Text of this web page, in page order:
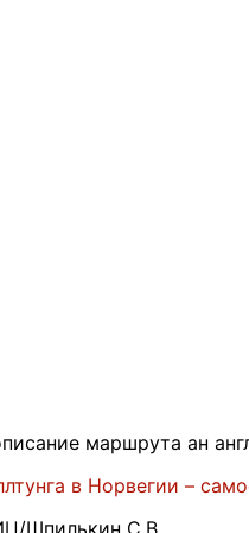
маршрута ан
в Норвегии –
Шпилькин С.В.